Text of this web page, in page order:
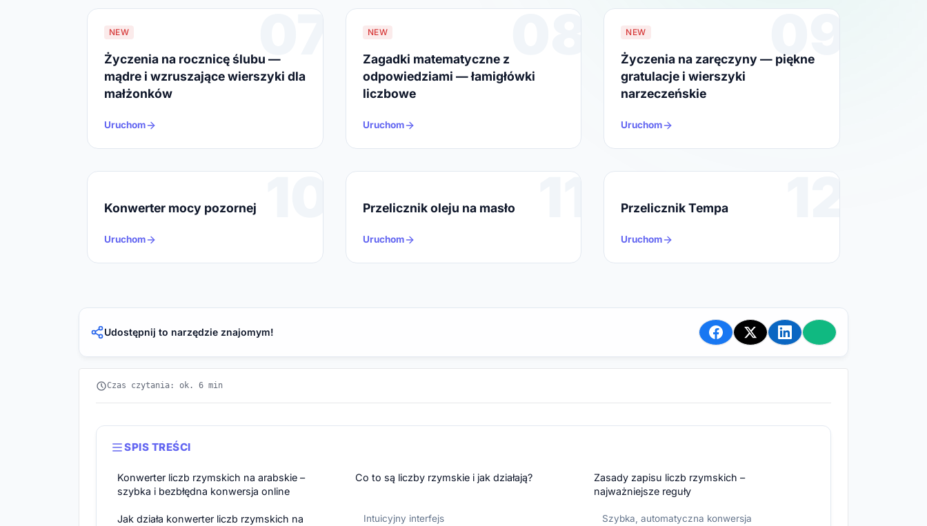
07
NEW
Życzenia na rocznicę ślubu —
mądre i wzruszające wierszyki dla
małżonków
Uruchom
08
NEW
Zagadki matematyczne z
odpowiedziami — łamigłówki
liczbowe
Uruchom
09
NEW
Życzenia na zaręczyny — piękne
gratulacje i wierszyki
narzeczeńskie
Uruchom
10
Konwerter mocy pozornej
Uruchom
11
Przelicznik oleju na masło
Uruchom
12
Przelicznik Tempa
Uruchom
Udostępnij to narzędzie znajomym!
Czas czytania: ok. 6 min
SPIS TREŚCI
Konwerter liczb rzymskich na arabskie –
szybka i bezbłędna konwersja online
Co to są liczby rzymskie i jak działają?
Zasady zapisu liczb rzymskich –
najważniejsze reguły
Jak działa konwerter liczb rzymskich na
Intuicyjny interfejs Szybka, automatyczna konwersja